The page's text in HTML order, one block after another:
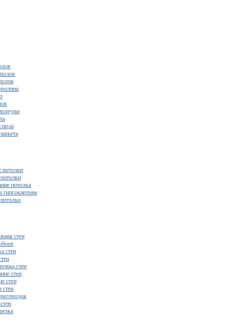
потолки
потолка
гипсокартона
стен
стен
стен
стен
стен
стен